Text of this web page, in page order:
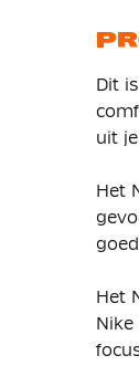
gallerij
Dit
uit
Het
Het